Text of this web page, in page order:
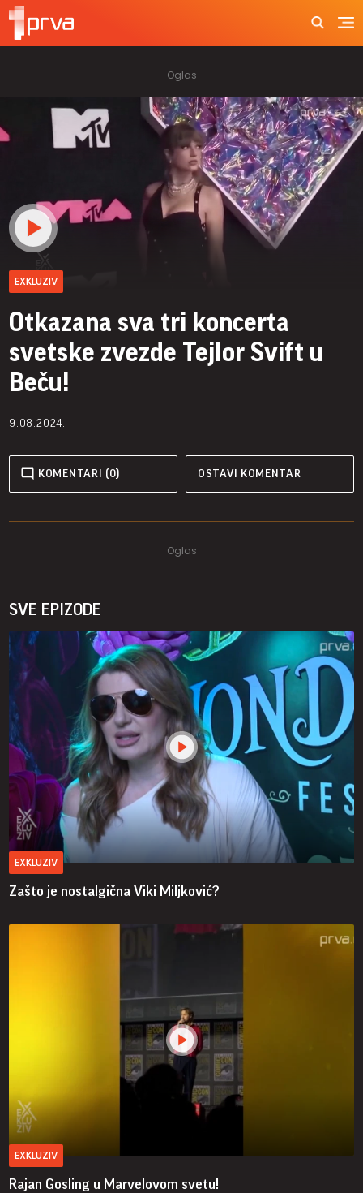
EXKLUZIV
Otkazana sva tri koncerta
svetske zvezde Tejlor Svift u
Beču!
9.08.2024.
KOMENTARI (0) OSTAVI KOMENTAR
SVE EPIZODE
EXKLUZIV
Zašto je nostalgična Viki Miljković?
EXKLUZIV
Rajan Gosling u Marvelovom svetu!